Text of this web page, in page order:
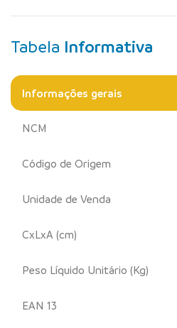
Tabela Informativa
Informações gerais
NCM
Código de Origem
Unidade de Venda
CxLxA (cm)
Peso Líquido Unitário (Kg)
EAN 13